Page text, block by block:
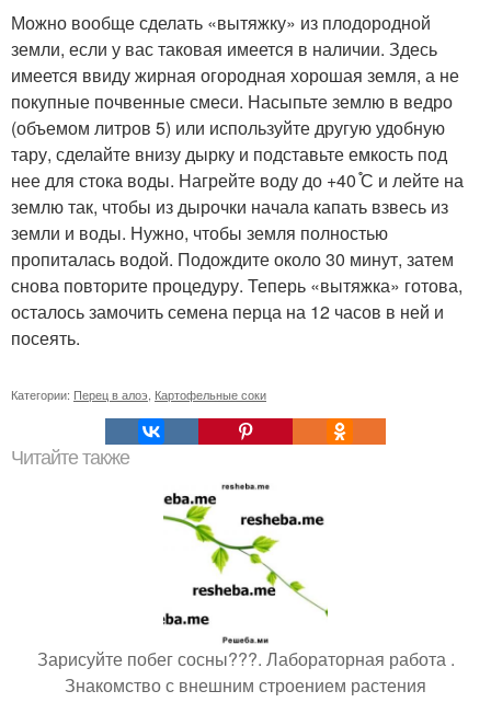
Можно вообще сделать «вытяжку» из плодородной
земли, если у вас таковая имеется в наличии. Здесь
имеется ввиду жирная огородная хорошая земля, а не
покупные почвенные смеси. Насыпьте землю в ведро
(объемом литров 5) или используйте другую удобную
тару, сделайте внизу дырку и подставьте емкость под
нее для стока воды. Нагрейте воду до +40 ֯С и лейте на
землю так, чтобы из дырочки начала капать взвесь из
земли и воды. Нужно, чтобы земля полностью
пропиталась водой. Подождите около 30 минут, затем
снова повторите процедуру. Теперь «вытяжка» готова,
осталось замочить семена перца на 12 часов в ней и
посеять.
Категории: Перец в алоэ Картофельные соки
Читайте также
Зарисуйте побег сосны???. Лабораторная работа .
Знакомство с внешним строением растения